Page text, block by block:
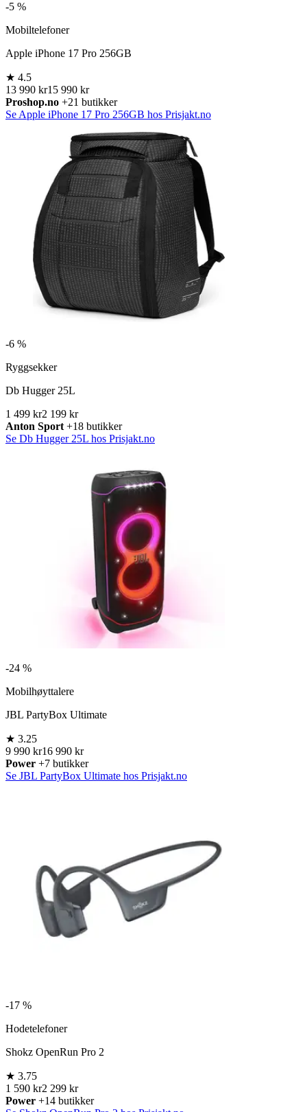
-5 %
Mobiltelefoner
Apple iPhone 17 Pro 256GB
★ 4.5
13 990 kr15 990 kr
Proshop.no +21 butikker
Se Apple iPhone 17 Pro 256GB hos Prisjakt.no
-6 %
Ryggsekker
Db Hugger 25L
1 499 kr2 199 kr
Anton Sport +18 butikker
Se Db Hugger 25L hos Prisjakt.no
-24 %
Mobilhøyttalere
JBL PartyBox Ultimate
★ 3.25
9 990 kr16 990 kr
Power +7 butikker
Se JBL PartyBox Ultimate hos Prisjakt.no
-17 %
Hodetelefoner
Shokz OpenRun Pro 2
★ 3.75
1 590 kr2 299 kr
Power +14 butikker